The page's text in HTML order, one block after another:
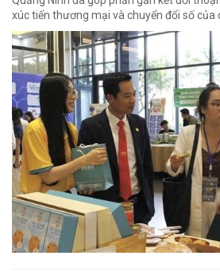
xúc tiến thương mại và chuyển đổi số của